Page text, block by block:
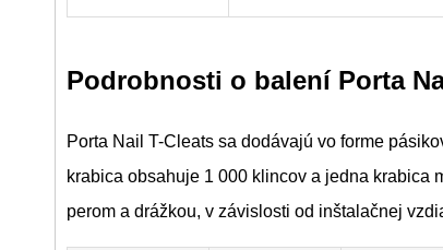
Podrobnosti o balení Porta
Porta Nail T-Cleats sa dodávajú vo forme
krabica obsahuje 1 000 klincov a jedna krabica
perom a drážkou, v závislosti od inštalačnej